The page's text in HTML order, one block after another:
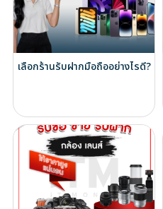
เลือกร้านรับฝากมือถืออย่างไรดี?